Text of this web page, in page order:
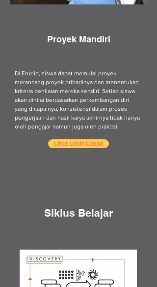
Proyek Mandiri
Di Erudio, siswa dapat memulai proyek,
merancang proyek pribadinya dan menentukan
kriteria penilaian mereka sendiri. Setiap siswa
akan dinilai berdasarkan perkembangan diri
yang dicapainya, konsistensi dalam proses
pengerjaan dan hasil karya akhirnya tidak hanya
oleh pengajar namun juga oleh praktisi.
Lihat Lebih Lanjut
Siklus Belajar